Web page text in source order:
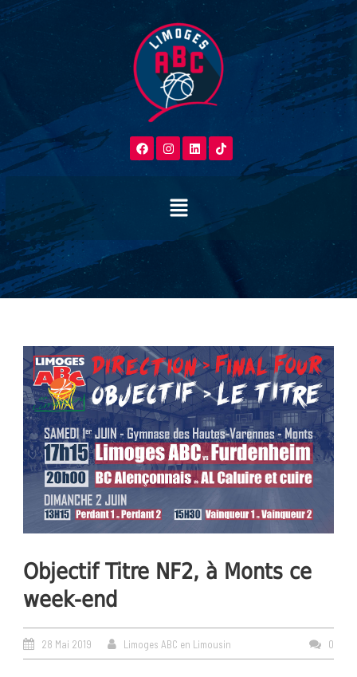
Objectif Titre NF2, à Monts ce
week-end
28 Mai 2019 Limoges ABC en Limousin 0